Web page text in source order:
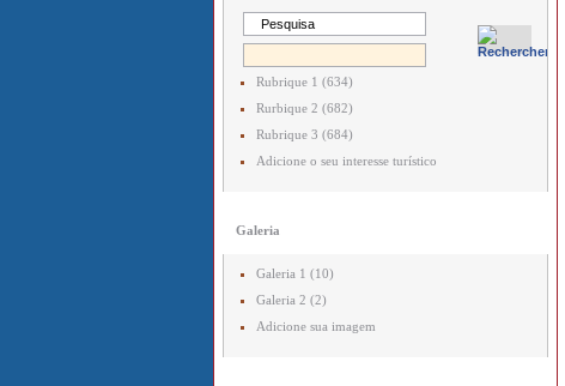
Rubrique 1 (634)
Rurbique 2 (682)
Rubrique 3 (684)
Adicione o seu interesse turístico
Galeria
Galeria 1 (10)
Galeria 2 (2)
Adicione sua imagem